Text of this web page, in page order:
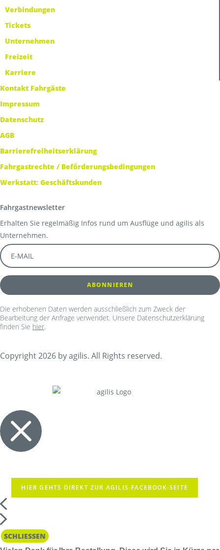
Verbindungen
Tickets
Unternehmen
Freizeit
Karriere
Kontakt Fahrgäste
Impressum
Datenschutz
AGB
Barrierefreiheitserklärung
Fahrgastrechte / Beförderungsbedingungen
Werkstatt: Geschäftskunden
Fahrgastnewsletter
Erhalten Sie regelmäßig Infos rund um Ausflüge und agilis als
Unternehmen.
Die erhobenen Daten werden ausschließlich zum Zweck der
Bearbeitung der Anfrage verwendet. Unsere Datenschutzerklärung
finden Sie hier.
Copyright 2026 by agilis. All Rights reserved.
HIER GEHTS DIREKT ZUR AGILIS-FACEBOOK-SEITE
SCHLIESSEN